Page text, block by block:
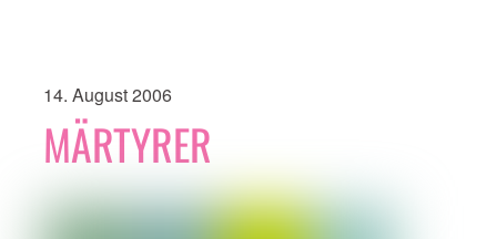
14. August 2006
MÄRTYRER